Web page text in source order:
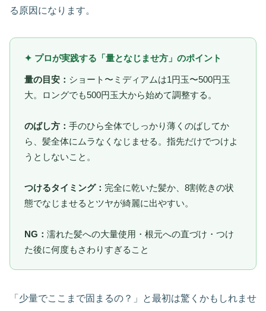
る原因になります。
✦ プロが実践する「量となじませ方」のポイント
量の目安： ショート〜ミディアムは1円玉〜500円玉
大。ロングでも500円玉大から始めて調整する。
のばし方： 手のひら全体でしっかり薄くのばしてか
ら、髪全体にムラなくなじませる。指先だけでつけよ
うとしないこと。
つけるタイミング： 完全に乾いた髪か、8割乾きの状
態でなじませるとツヤが綺麗に出やすい。
NG： 濡れた髪への大量使用・根元への直づけ・つけ
た後に何度もさわりすぎること
「少量でここまで固まるの？」と最初は驚くかもしれませ